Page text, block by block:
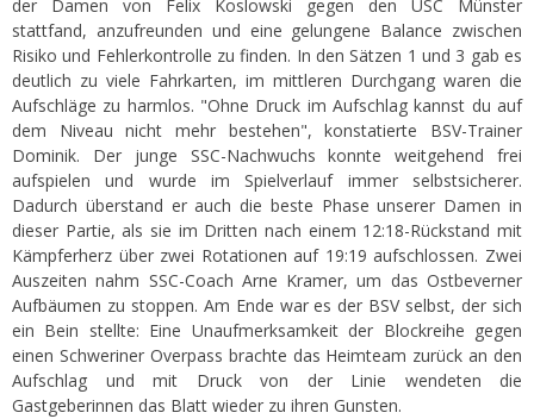
der Damen von Felix Koslowski gegen den USC Münster
stattfand, anzufreunden und eine gelungene Balance zwischen
Risiko und Fehlerkontrolle zu finden. In den Sätzen 1 und 3 gab es
deutlich zu viele Fahrkarten, im mittleren Durchgang waren die
Aufschläge zu harmlos. "Ohne Druck im Aufschlag kannst du auf
dem Niveau nicht mehr bestehen", konstatierte BSV-Trainer
Dominik. Der junge SSC-Nachwuchs konnte weitgehend frei
aufspielen und wurde im Spielverlauf immer selbstsicherer.
Dadurch überstand er auch die beste Phase unserer Damen in
dieser Partie, als sie im Dritten nach einem 12:18-Rückstand mit
Kämpferherz über zwei Rotationen auf 19:19 aufschlossen. Zwei
Auszeiten nahm SSC-Coach Arne Kramer, um das Ostbeverner
Aufbäumen zu stoppen. Am Ende war es der BSV selbst, der sich
ein Bein stellte: Eine Unaufmerksamkeit der Blockreihe gegen
einen Schweriner Overpass brachte das Heimteam zurück an den
Aufschlag und mit Druck von der Linie wendeten die
Gastgeberinnen das Blatt wieder zu ihren Gunsten.